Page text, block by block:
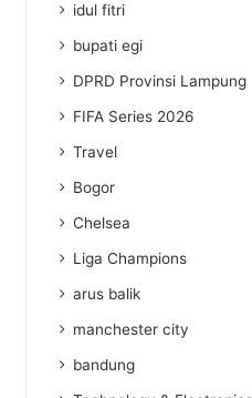
idul fitri
bupati egi
DPRD Provinsi Lampung
FIFA Series 2026
Travel
Bogor
Chelsea
Liga Champions
arus balik
manchester city
bandung